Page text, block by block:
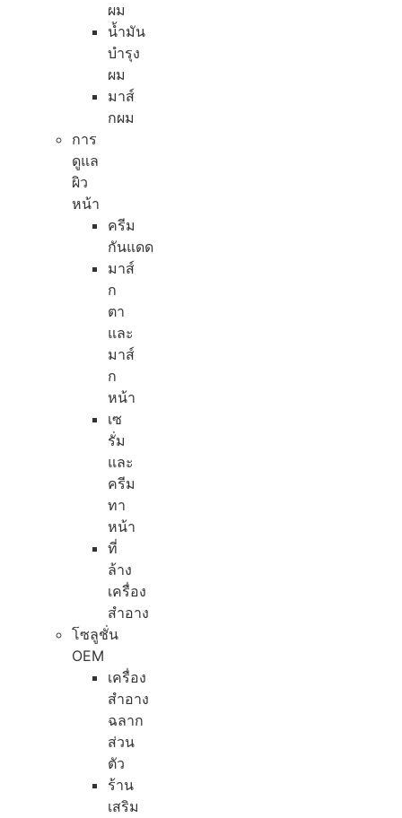
ผม
น้ำมัน
บำรุง
ผม
มาส์
กผม
การ
ดูแล
ผิว
หน้า
ครีม
กันแดด
มาส์
ก
ตา
และ
มาส์
ก
หน้า
เซ
รั่ม
และ
ครีม
ทา
หน้า
ที่
ล้าง
เครื่อง
สำอาง
โซลูชั่น
OEM
เครื่อง
สำอาง
ฉลาก
ส่วน
ตัว
ร้าน
เสริม